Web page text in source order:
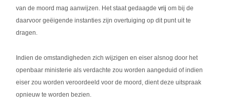
van de moord mag aanwijzen. Het staat gedaagdevrij om bij de
daarvoor geëigende instanties zijn overtuiging op dit punt uit te
dragen.
Indien de omstandigheden zich wijzigen en eiser alsnog door het
openbaar ministerie als verdachte zou worden aangeduid of indien
eiser zou worden veroordeeld voor de moord, dient deze uitspraak
opnieuw te worden bezien.